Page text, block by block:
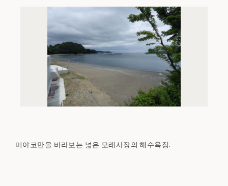
미야코만을 바라보는 넓은 모래사장의 해수욕장.